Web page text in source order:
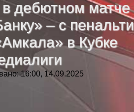
дебютном матче
– с пенальти
в Кубке
16:00, 14.09.2025